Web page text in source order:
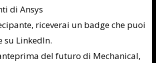
di Ansys
riceverai un badge che puoi
su LinkedIn.
del futuro di Mechanical,